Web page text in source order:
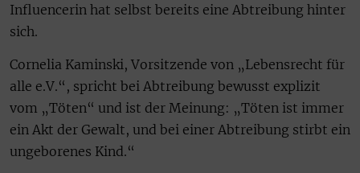
Influencerin hat selbst bereits eine Abtreibung hinter
sich.
Cornelia Kaminski, Vorsitzende von „Lebensrecht für
alle e.V.“, spricht bei Abtreibung bewusst explizit
vom „Töten“ und ist der Meinung: „Töten ist immer
ein Akt der Gewalt, und bei einer Abtreibung stirbt ein
ungeborenes Kind.“